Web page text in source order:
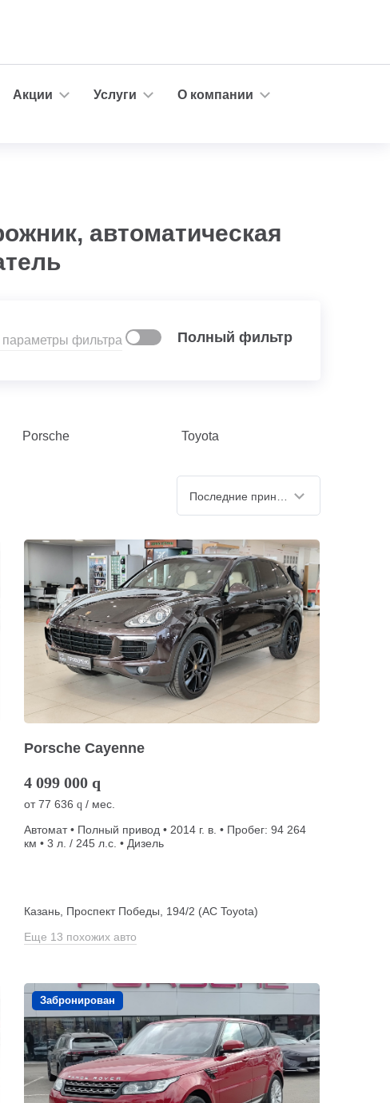
Акции Услуги
О компании
автоматическая
параметры фильтра Полный фильтр
Porsche Toyota
Porsche Cayenne
4 099 000 q
от77 636 q / мес.
Автомат • Полный привод • 2014 г. в. • Пробег: 94 264
км • 3 л. / 245 л.с. • Дизель
Казань, Проспект Победы, 194/2 (АС Toyota)
Еще 13 похожих авто
Забронирован